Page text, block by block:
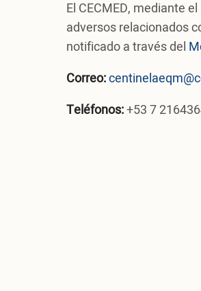
El CECMED, mediante
adversos relacionados
notificado a través del
Correo:
Teléfonos:+53 7